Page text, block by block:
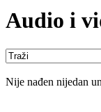
Audio i
Nije nađen nijedan